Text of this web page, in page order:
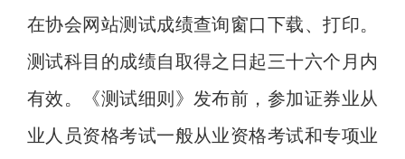
在协会网站测试成绩查询窗口下载、打印。
测试科目的成绩自取得之日起三十六个月内
有效。《测试细则》发布前，参加证券业从
业人员资格考试一般从业资格考试和专项业